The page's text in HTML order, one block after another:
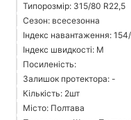
Типорозмір: 315/80 R22,5
Сезон: всесезонна
Індекс навантаження: 154/
Індекс швидкості: M
Посиленість:
Залишок протектора: -
Кількість: 2шт
Місто: Полтава